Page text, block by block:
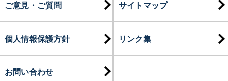
ご意見・ご質問 サイトマップ
個人情報保護方針 リンク集
お問い合わせ